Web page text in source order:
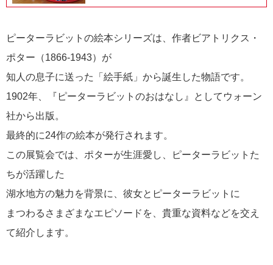
ピーターラビットの絵本シリーズは、作者ビアトリクス・
ポター（1866-1943）が
知人の息子に送った「絵手紙」から誕生した物語です。
1902年、『ピーターラビットのおはなし』としてウォーン
社から出版。
最終的に24作の絵本が発行されます。
この展覧会では、ポターが生涯愛し、ピーターラビットた
ちが活躍した
湖水地方の魅力を背景に、彼女とピーターラビットに
まつわるさまざまなエピソードを、貴重な資料などを交え
て紹介します。